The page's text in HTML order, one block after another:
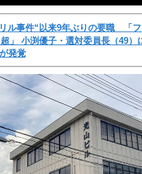
ル事件“以来9年ぶりの要職 「
」 小渕優子・選対委員長（49）
発覚